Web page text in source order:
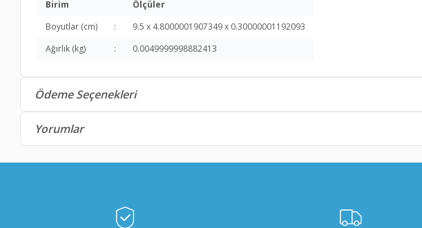
Birim
Ölçüler
Boyutlar (cm)
:
9.5 x 4.8000001907349 x 0.30000001192093
Ağırlık (kg)
: 0.0049999998882413
Ödeme Seçenekleri
Yorumlar